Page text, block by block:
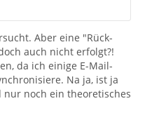
Aber eine "Rück-
auch nicht erfolgt?!
da ich einige E-Mail-
Na ja, ist ja
noch ein theoretisches